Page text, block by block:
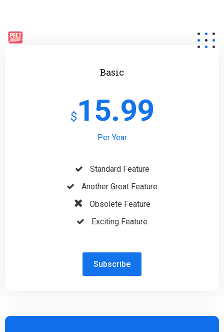
Basic
$ 15.99
Per Year
Standard Feature
Another Great Feature
Obsolete Feature
Exciting Feature
Subscribe